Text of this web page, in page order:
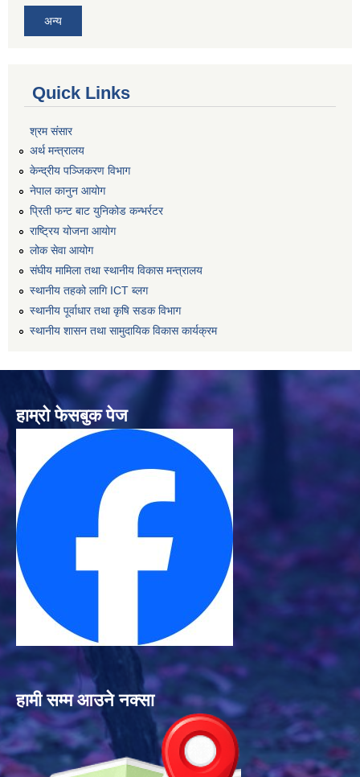
अन्य
Quick Links
श्रम संसार
अर्थ मन्त्रालय
केन्द्रीय पञ्जिकरण विभाग
नेपाल कानुन आयोग
प्रिती फन्ट बाट युनिकोड कन्भर्रटर
राष्ट्रिय योजना आयोग
लोक सेवा आयोग
संघीय मामिला तथा स्थानीय विकास मन्त्रालय
स्थानीय तहको लागि ICT ब्लग
स्थानीय पूर्वाधार तथा कृषि सडक विभाग
स्थानीय शासन तथा सामुदायिक विकास कार्यक्रम
हाम्रो फेसबुक पेज
हामी सम्म आउने नक्सा